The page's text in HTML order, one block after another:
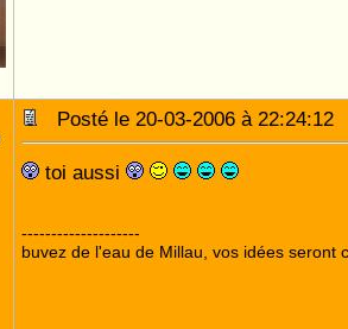
Posté le 20-03-2006 à
toi aussi
--------------------
buvez de l'eau de Millau, vos idées seront